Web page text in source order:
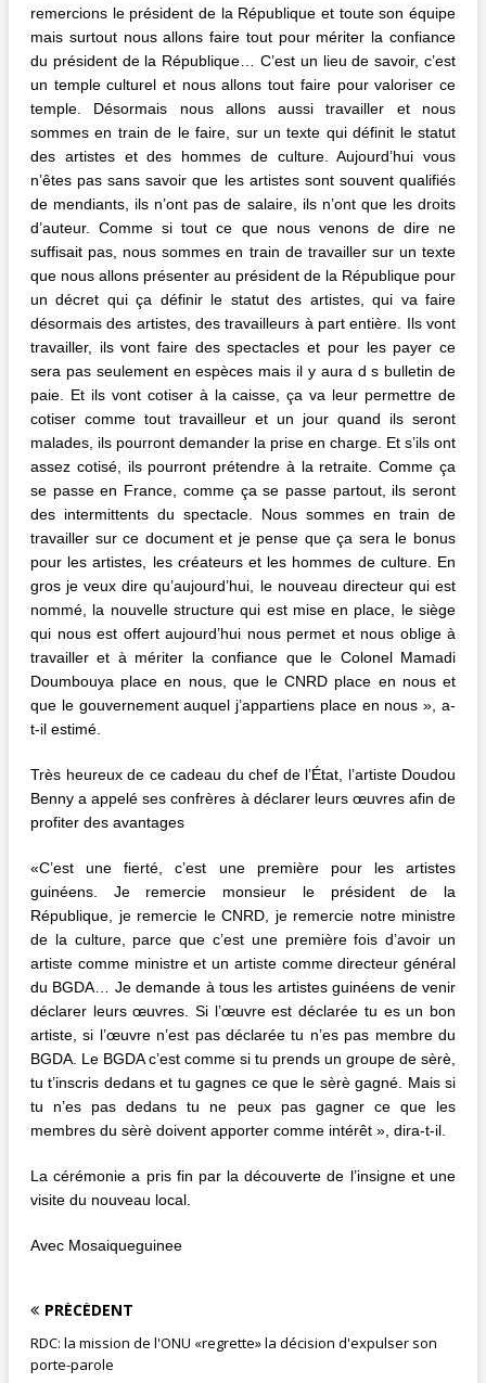
remercions le président de la République et toute son équipe
mais surtout nous allons faire tout pour mériter la confiance
du président de la République… C’est un lieu de savoir, c’est
un temple culturel et nous allons tout faire pour valoriser ce
temple. Désormais nous allons aussi travailler et nous
sommes en train de le faire, sur un texte qui définit le statut
des artistes et des hommes de culture. Aujourd’hui vous
n’êtes pas sans savoir que les artistes sont souvent qualifiés
de mendiants, ils n’ont pas de salaire, ils n’ont que les droits
d’auteur. Comme si tout ce que nous venons de dire ne
suffisait pas, nous sommes en train de travailler sur un texte
que nous allons présenter au président de la République pour
un décret qui ça définir le statut des artistes, qui va faire
désormais des artistes, des travailleurs à part entière. Ils vont
travailler, ils vont faire des spectacles et pour les payer ce
sera pas seulement en espèces mais il y aura d s bulletin de
paie. Et ils vont cotiser à la caisse, ça va leur permettre de
cotiser comme tout travailleur et un jour quand ils seront
malades, ils pourront demander la prise en charge. Et s’ils ont
assez cotisé, ils pourront prétendre à la retraite. Comme ça
se passe en France, comme ça se passe partout, ils seront
des intermittents du spectacle. Nous sommes en train de
travailler sur ce document et je pense que ça sera le bonus
pour les artistes, les créateurs et les hommes de culture. En
gros je veux dire qu’aujourd’hui, le nouveau directeur qui est
nommé, la nouvelle structure qui est mise en place, le siège
qui nous est offert aujourd’hui nous permet et nous oblige à
travailler et à mériter la confiance que le Colonel Mamadi
Doumbouya place en nous, que le CNRD place en nous et
que le gouvernement auquel j’appartiens place en nous », a-
t-il estimé.
Très heureux de ce cadeau du chef de l’État, l’artiste Doudou
Benny a appelé ses confrères à déclarer leurs œuvres afin de
profiter des avantages
«C’est une fierté, c’est une première pour les artistes
guinéens. Je remercie monsieur le président de la
République, je remercie le CNRD, je remercie notre ministre
de la culture, parce que c’est une première fois d’avoir un
artiste comme ministre et un artiste comme directeur général
du BGDA… Je demande à tous les artistes guinéens de venir
déclarer leurs œuvres. Si l’œuvre est déclarée tu es un bon
artiste, si l’œuvre n’est pas déclarée tu n’es pas membre du
BGDA. Le BGDA c’est comme si tu prends un groupe de sèrè,
tu t’inscris dedans et tu gagnes ce que le sèrè gagné. Mais si
tu n’es pas dedans tu ne peux pas gagner ce que les
membres du sèrè doivent apporter comme intérêt », dira-t-il.
La cérémonie a pris fin par la découverte de l’insigne et une
visite du nouveau local.
Avec Mosaiqueguinee
PRÉCÉDENT
RDC: la mission de l'ONU «regrette» la décision d'expulser son
porte-parole